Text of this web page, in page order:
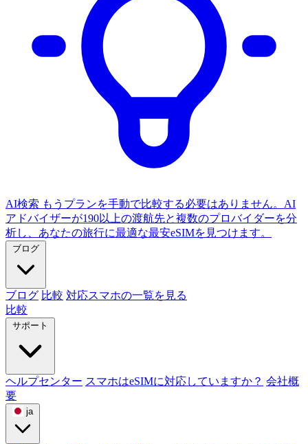
AI検索 もうプランを手動で比較する必要はありません。AI
アドバイザーが190以上の渡航先と複数のプロバイダーを分
析し、あなたの旅行に最適な最安eSIMを見つけます。
ブログ
ブログ 比較 対応スマホの一覧を見る
比較
サポート
ヘルプセンター スマホはeSIMに対応していますか？ 会社概
要
ja